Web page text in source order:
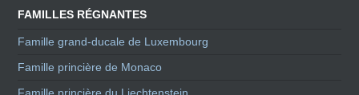
FAMILLES RÉGNANTES
Famille grand-ducale de Luxembourg
Famille princière de Monaco